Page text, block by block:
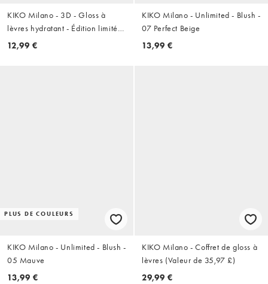
KIKO Milano - 3D - Gloss à
lèvres hydratant - Édition limitée
- 45 Enchanting Rosewood
12,99 €
KIKO Milano - Unlimited - Blush -
07 Perfect Beige
13,99 €
PLUS DE COULEURS
KIKO Milano - Unlimited - Blush -
05 Mauve
13,99 €
KIKO Milano - Coffret de gloss à
lèvres (Valeur de 35,97 £)
29,99 €